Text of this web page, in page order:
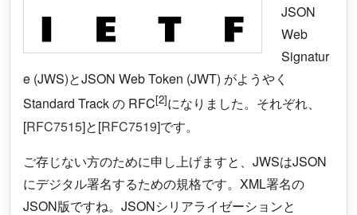
JSON
Web
Signatur
e (JWS)とJSON Web Token (JWT) がようやく
Standard Track の RFC[2]になりました。それぞれ、
[RFC7515]と[RFC7519]です。
ご存じない方のために申し上げますと、JWSはJSON
にデジタル署名するための規格です。XML署名の
JSON版ですね。JSONシリアライゼーションと